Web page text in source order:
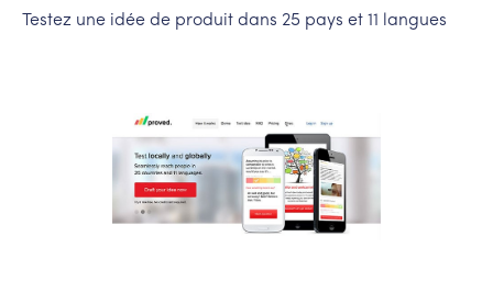
Testez une idée de produit dans 25 pays et 11 langues